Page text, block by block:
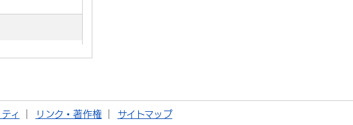
ィ リンク・著作権 サイトマップ